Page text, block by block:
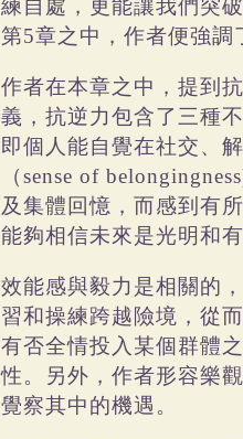
第5章之中，作者便強
作者在本章之中，提到
義，抗逆力包含了三種
即個人能自覺在社交、
（sense of
及集體回憶，而感到有
能夠相信未來是光明和
效能感與毅力是相關的
習和操練跨越險境，從
有否全情投入某個群體
性。另外，作者形容樂
覺察其中的機遇。